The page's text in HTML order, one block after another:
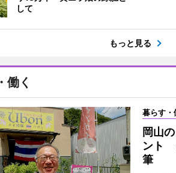
して
もっと見る
働く
暮らす・
岡山
ント
筆